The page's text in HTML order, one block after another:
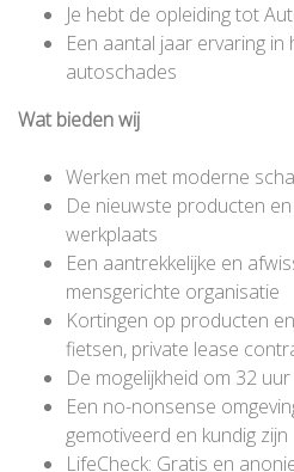
Je hebt de opleiding tot
Een aantal jaar ervaring in
autoschades
Wat bieden wij
Werken met moderne
De nieuwste producten
werkplaats
Een aantrekkelijke en
mensgerichte organisatie
Kortingen op producten
fietsen, private lease
De mogelijkheid om 32
Een no-nonsense
gemotiveerd en kundig zijn
LifeCheck: Gratis en